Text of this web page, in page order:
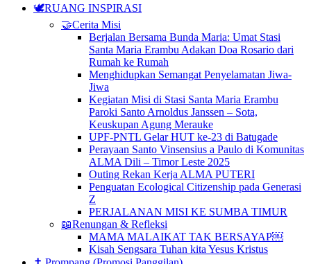
🕊️RUANG INSPIRASI
🤝Cerita Misi
Berjalan Bersama Bunda Maria: Umat Stasi
Santa Maria Erambu Adakan Doa Rosario dari
Rumah ke Rumah
Menghidupkan Semangat Penyelamatan Jiwa-
Jiwa
Kegiatan Misi di Stasi Santa Maria Erambu
Paroki Santo Arnoldus Janssen – Sota,
Keuskupan Agung Merauke
UPF-PNTL Gelar HUT ke-23 di Batugade
Perayaan Santo Vinsensius a Paulo di Komunitas
ALMA Dili – Timor Leste 2025
Outing Rekan Kerja ALMA PUTERI
Penguatan Ecological Citizenship pada Generasi
Z
PERJALANAN MISI KE SUMBA TIMUR
📖Renungan & Refleksi
MAMA MALAIKAT TAK BERSAYAP￼
Kisah Sengsara Tuhan kita Yesus Kristus